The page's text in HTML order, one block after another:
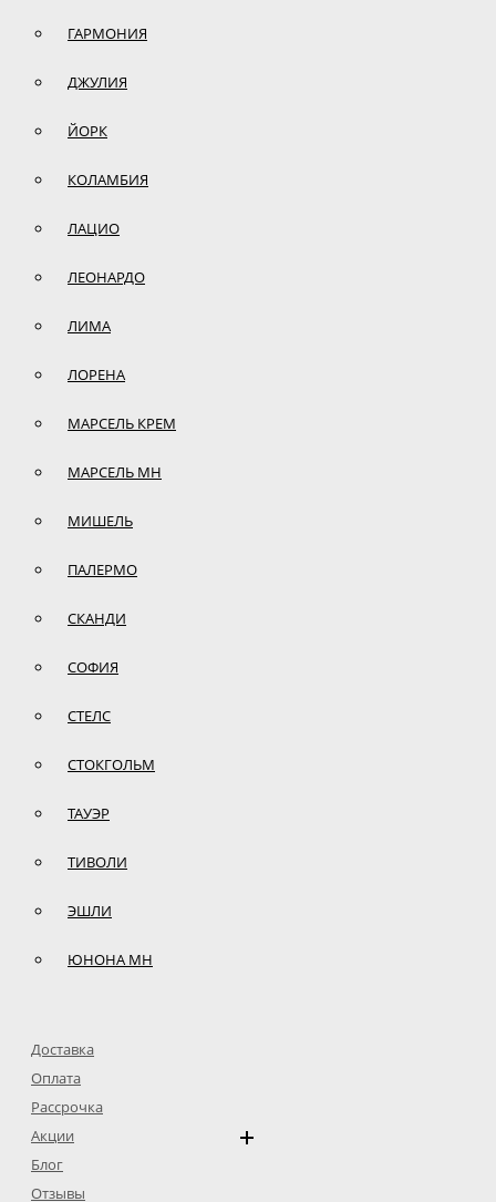
ГАРМОНИЯ
ДЖУЛИЯ
ЙОРК
КОЛАМБИЯ
ЛАЦИО
ЛЕОНАРДО
ЛИМА
ЛОРЕНА
МАРСЕЛЬ КРЕМ
МАРСЕЛЬ МН
МИШЕЛЬ
ПАЛЕРМО
СКАНДИ
СОФИЯ
СТЕЛС
СТОКГОЛЬМ
ТАУЭР
ТИВОЛИ
ЭШЛИ
ЮНОНА МН
Доставка
Оплата
Рассрочка
Акции
Блог
Отзывы